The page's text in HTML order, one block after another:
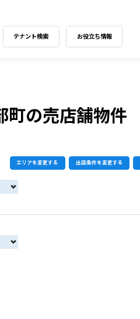
テナント検索 お役立ち情報
町の売店舗物件
エリアを変更する 出店条件を変更する